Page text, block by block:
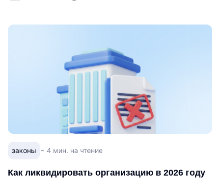
законы ~ 4 мин. на чтение
Как ликвидировать организацию в 2026 году